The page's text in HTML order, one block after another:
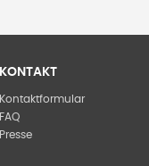
KONTAKT
Kontaktformular
FAQ
Presse